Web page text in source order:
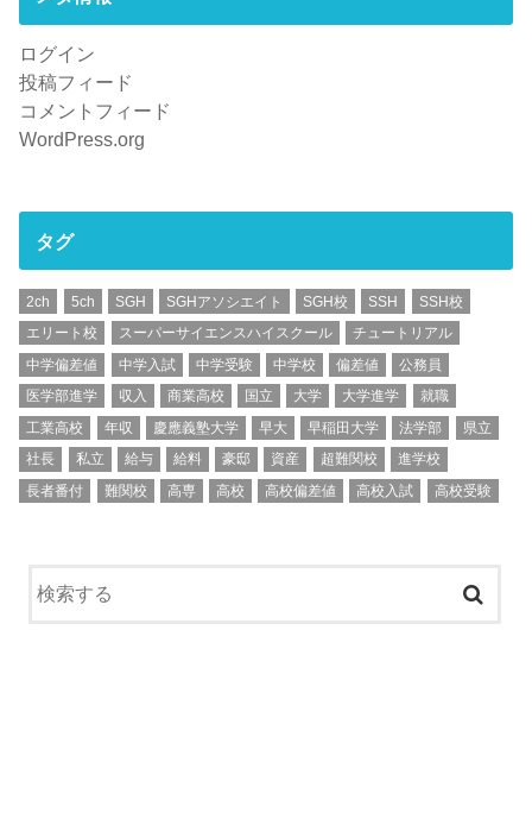
ログイン
投稿フィード
コメントフィード
WordPress.org
タグ
2ch 5ch SGH SGHアソシエイト SGH校 SSH
SSH校
エリート校
スーパーサイエンスハイスクール
チュートリアル
中学偏差値
中学入試 中学受験 中学校 偏差値
公務員
医学部進学
収入 商業高校 国立 大学 大学進学
就職
工業高校
年収 慶應義塾大学 早大 早稲田大学 法学部
県立
社長
私立 給与 給料 豪邸 資産 超難関校
進学校
長者番付
難関校 高専 高校 高校偏差値 高校入試 高校受験